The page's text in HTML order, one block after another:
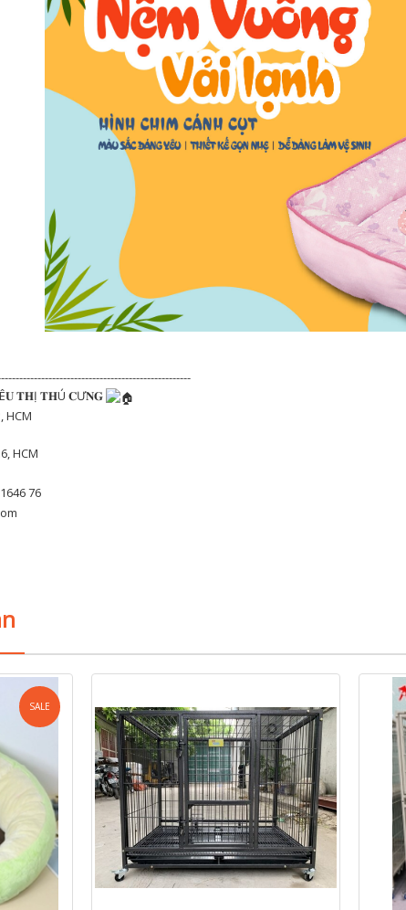
𝐓𝐇Ị 𝐓𝐇Ú 𝐂Ư𝐍𝐆
HCM
HCM
76
SALE